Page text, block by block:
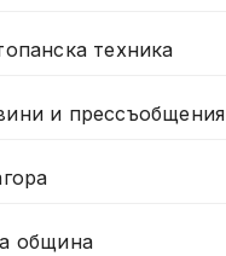
техника
и прессъобщения
община